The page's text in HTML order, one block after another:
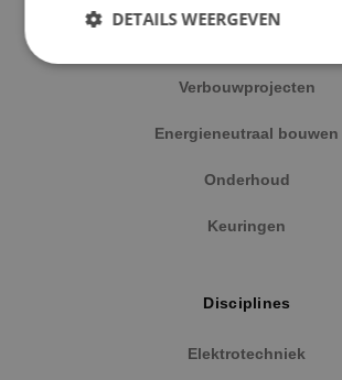
HBO
Werken en lerenVerbouwprojecten
Energieneutraal bouwen
Onderhoud
Keuringen
Disciplines
Elektrotechniek
DETAILS WEERGEVEN
Functioneel
Niet-
Strikt noodzakelijke cookies maken de
website kan niet goed worden gebruikt